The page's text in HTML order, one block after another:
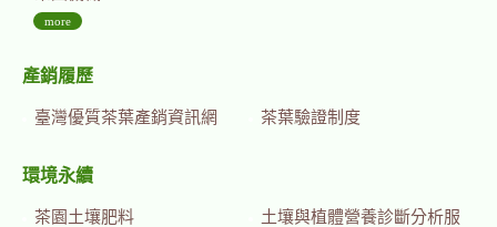
more
產銷履歷
臺灣優質茶葉產銷資訊網 茶葉驗證制度
環境永續
茶園土壤肥料
土壤與植體營養診斷分析服